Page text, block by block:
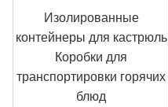
Изолированные
контейнеры для кастрюль
Коробки для
транспортировки горячих
блюд